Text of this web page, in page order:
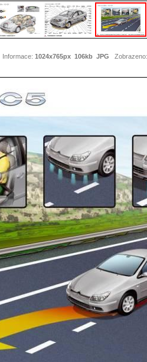
Informace: 1024x765px 106kb JPG